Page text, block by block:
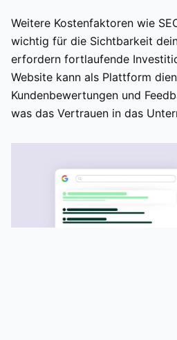
Weitere Kostenfaktoren wie
wichtig für die Sichtbarkeit
erfordern fortlaufende
Website kann als Plattform
Kundenbewertungen und
was das Vertrauen in das